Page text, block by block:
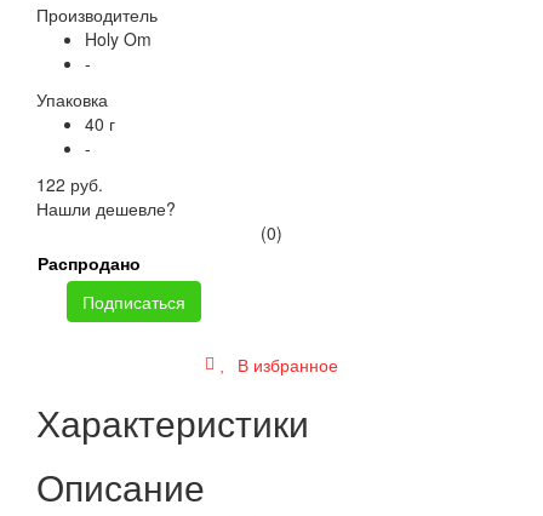
Производитель
Holy Om
-
Упаковка
40 г
-
122 руб.
Нашли дешевле?
(0)
Распродано
Подписаться
В избранное
Характеристики
Описание